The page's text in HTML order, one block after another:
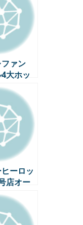
ァン
大ホッ
！
ーロッ
店オー
アムコ
体験す